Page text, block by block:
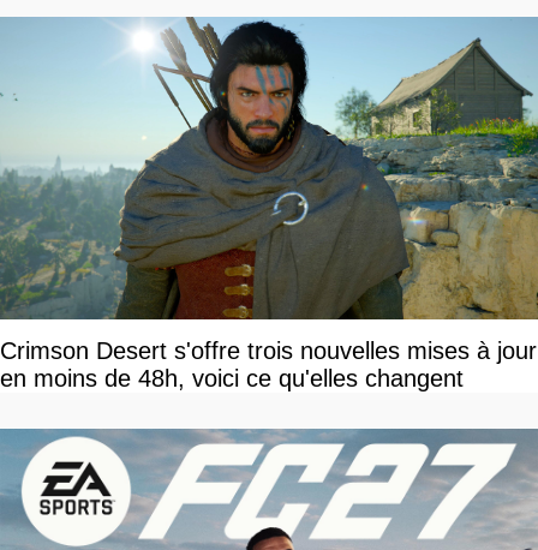
Crimson Desert s'offre trois nouvelles mises à jour
en moins de 48h, voici ce qu'elles changent